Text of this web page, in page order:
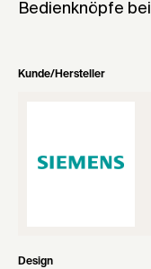
Bedienknöpfe
Kunde/Hersteller
Design